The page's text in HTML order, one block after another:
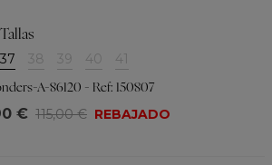
Tallas
37 38 39 40 41
A-86120 - Ref: 150807
€ 115,00 € REBAJADO